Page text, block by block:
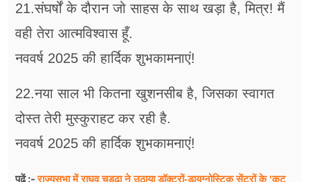
21.संघर्षों के दौरान जो साहस के साथ खड़ा है, मित्र! मैं
वही तेरा आत्मविश्वास हूँ.
नववर्ष 2025 की हार्दिक शुभकामनाएं!
22.नया साल भी कितना खुशनसीब है, जिसका स्वागत
दोस्त तेरी मुस्कुराहट कर रही है.
नववर्ष 2025 की हार्दिक शुभकामनाएं!
पढ़ें :-राज्यसभा में राघव चड्ढा ने उठाया डॉक्टरों-डायग्नोस्टिक सेंटरों के 'कट